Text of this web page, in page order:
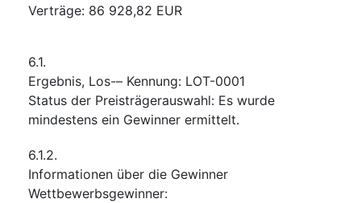
Verträge: 86 928,82 EUR
6.1.
Ergebnis, Los-– Kennung: LOT-0001
Status der Preisträgerauswahl: Es wurde
mindestens ein Gewinner ermittelt.
6.1.2.
Informationen über die Gewinner
Wettbewerbsgewinner: